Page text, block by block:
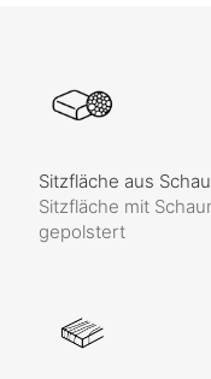
Sitzfläche aus
Sitzfläche mit
gepolstert